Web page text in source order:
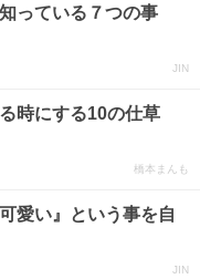
っている７つの事
JIN
時にする10の仕草
橋本まんも
愛い』という事を自
JIN